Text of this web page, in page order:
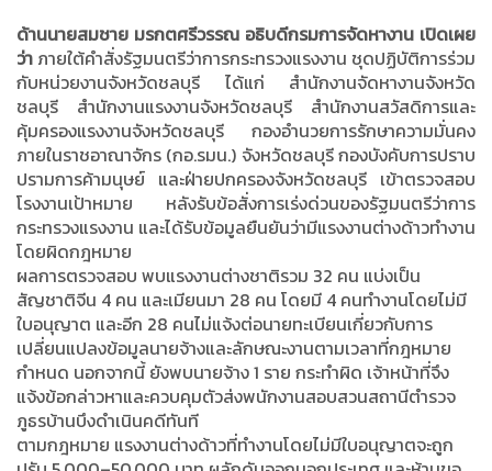
ด้านนายสมชาย มรกตศรีวรรณ อธิบดีกรมการจัดหางาน เปิดเผย
ว่า ภายใต้คำสั่งรัฐมนตรีว่าการกระทรวงแรงงาน ชุดปฏิบัติการร่วม
กับหน่วยงานจังหวัดชลบุรี ได้แก่ สำนักงานจัดหางานจังหวัด
ชลบุรี สำนักงานแรงงานจังหวัดชลบุรี สำนักงานสวัสดิการและ
คุ้มครองแรงงานจังหวัดชลบุรี กองอำนวยการรักษาความมั่นคง
ภายในราชอาณาจักร (กอ.รมน.) จังหวัดชลบุรี กองบังคับการปราบ
ปรามการค้ามนุษย์ และฝ่ายปกครองจังหวัดชลบุรี เข้าตรวจสอบ
โรงงานเป้าหมาย หลังรับข้อสั่งการเร่งด่วนของรัฐมนตรีว่าการ
กระทรวงแรงงาน และได้รับข้อมูลยืนยันว่ามีแรงงานต่างด้าวทำงาน
โดยผิดกฎหมาย
ผลการตรวจสอบ พบแรงงานต่างชาติรวม 32 คน แบ่งเป็น
สัญชาติจีน 4 คน และเมียนมา 28 คน โดยมี 4 คนทำงานโดยไม่มี
ใบอนุญาต และอีก 28 คนไม่แจ้งต่อนายทะเบียนเกี่ยวกับการ
เปลี่ยนแปลงข้อมูลนายจ้างและลักษณะงานตามเวลาที่กฎหมาย
กำหนด นอกจากนี้ ยังพบนายจ้าง 1 ราย กระทำผิด เจ้าหน้าที่จึง
แจ้งข้อกล่าวหาและควบคุมตัวส่งพนักงานสอบสวนสถานีตำรวจ
ภูธรบ้านบึงดำเนินคดีทันที
ตามกฎหมาย แรงงานต่างด้าวที่ทำงานโดยไม่มีใบอนุญาตจะถูก